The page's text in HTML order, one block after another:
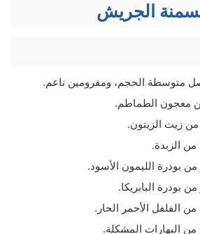
الجریش
متوسطة الحجم، ومفرومين ناعم.
معجون الطماطم.
من زيت الزيتون.
من الزبدة.
بودرة الليمون الأسود.
بودرة البابريكا.
الفلفل الأحمر الحار.
البهارات المشكلة.